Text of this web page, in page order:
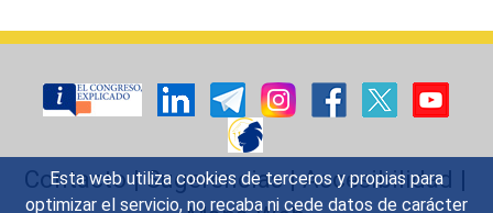
Esta web utiliza cookies de terceros y propias para
optimizar el servicio, no recaba ni cede datos de carácter
Contacto|Sugerencias|Accesibilidad |